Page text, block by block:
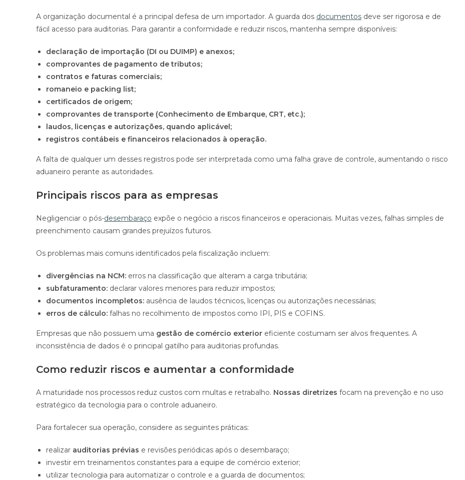
A organização documental é a principal defesa de um importador. A guarda dos documentos deve ser rigorosa e de
fácil acesso para auditorias. Para garantir a conformidade e reduzir riscos, mantenha sempre disponíveis:
declaração de importação (DI ou DUIMP) e anexos;
comprovantes de pagamento de tributos;
contratos e faturas comerciais;
romaneio e packing list;
certificados de origem;
comprovantes de transporte (Conhecimento de Embarque, CRT, etc.);
laudos, licenças e autorizações, quando aplicável;
registros contábeis e financeiros relacionados à operação.
A falta de qualquer um desses registros pode ser interpretada como uma falha grave de controle, aumentando o risco
aduaneiro perante as autoridades.
Principais riscos para as empresas
Negligenciar o pós-desembaraço expõe o negócio a riscos financeiros e operacionais. Muitas vezes, falhas simples de
preenchimento causam grandes prejuízos futuros.
Os problemas mais comuns identificados pela fiscalização incluem:
divergências na NCM: erros na classificação que alteram a carga tributária;
subfaturamento: declarar valores menores para reduzir impostos;
documentos incompletos: ausência de laudos técnicos, licenças ou autorizações necessárias;
erros de cálculo: falhas no recolhimento de impostos como IPI, PIS e COFINS.
Empresas que não possuem uma gestão de comércio exterior eficiente costumam ser alvos frequentes. A
inconsistência de dados é o principal gatilho para auditorias profundas.
Como reduzir riscos e aumentar a conformidade
A maturidade nos processos reduz custos com multas e retrabalho. Nossas diretrizes focam na prevenção e no uso
estratégico da tecnologia para o controle aduaneiro.
Para fortalecer sua operação, considere as seguintes práticas:
realizar auditorias prévias e revisões periódicas após o desembaraço;
investir em treinamentos constantes para a equipe de comércio exterior;
utilizar tecnologia para automatizar o controle e a guarda de documentos;